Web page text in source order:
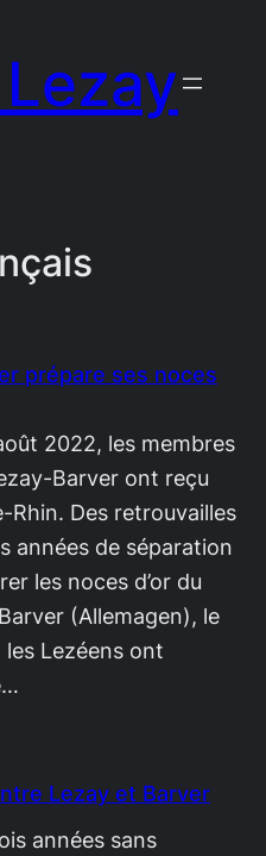
prépare ses noces
2022, les membres
Barver ont reçu
Rhin. Des retrouvailles
années de séparation
les noces d’or du
(Allemagen), le
Lezéens ont
Lezay et Barver
années sans